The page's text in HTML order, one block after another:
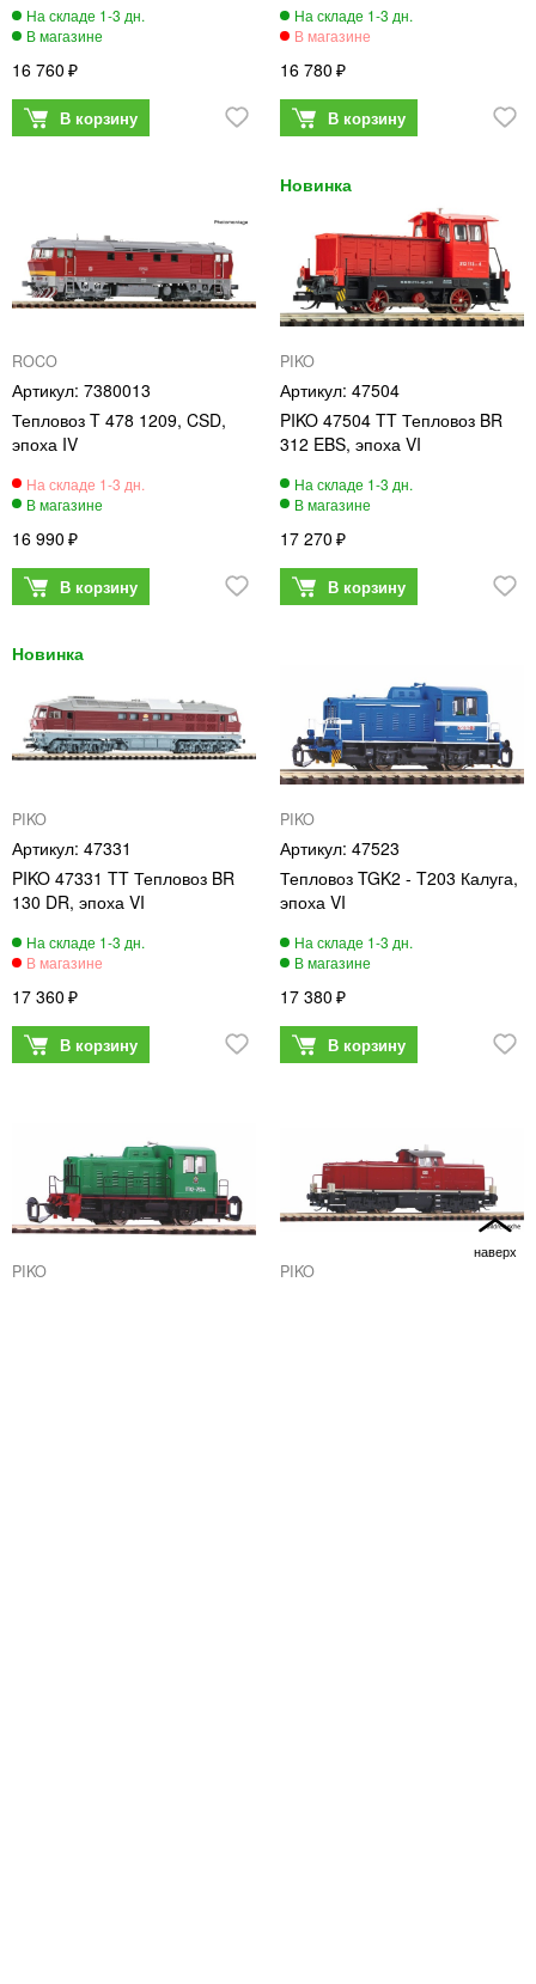
16 760 16 780
ROCO
7380013
Тепловоз T 478 1209, CSD,
эпоха IV
16 990
PIKO
47504
PIKO 47504 TT Тепловоз BR
312 EBS, эпоха VI
17 270
PIKO
47331
PIKO 47331 TT Тепловоз BR
130 DR, эпоха VI
17 360
PIKO
47523
Тепловоз TGK2 - T203 Калуга,
эпоха VI
17 380
PIKO PIKO